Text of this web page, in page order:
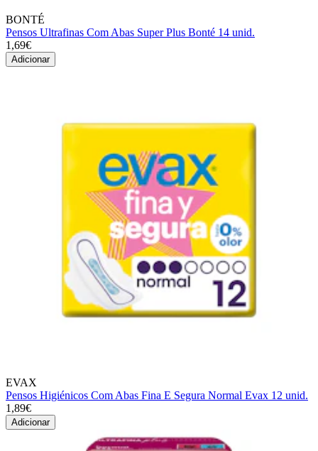
BONTÉ
Pensos Ultrafinas Com Abas Super Plus Bonté 14 unid.
1,69€
Adicionar
EVAX
Pensos Higiénicos Com Abas Fina E Segura Normal Evax 12 unid.
1,89€
Adicionar